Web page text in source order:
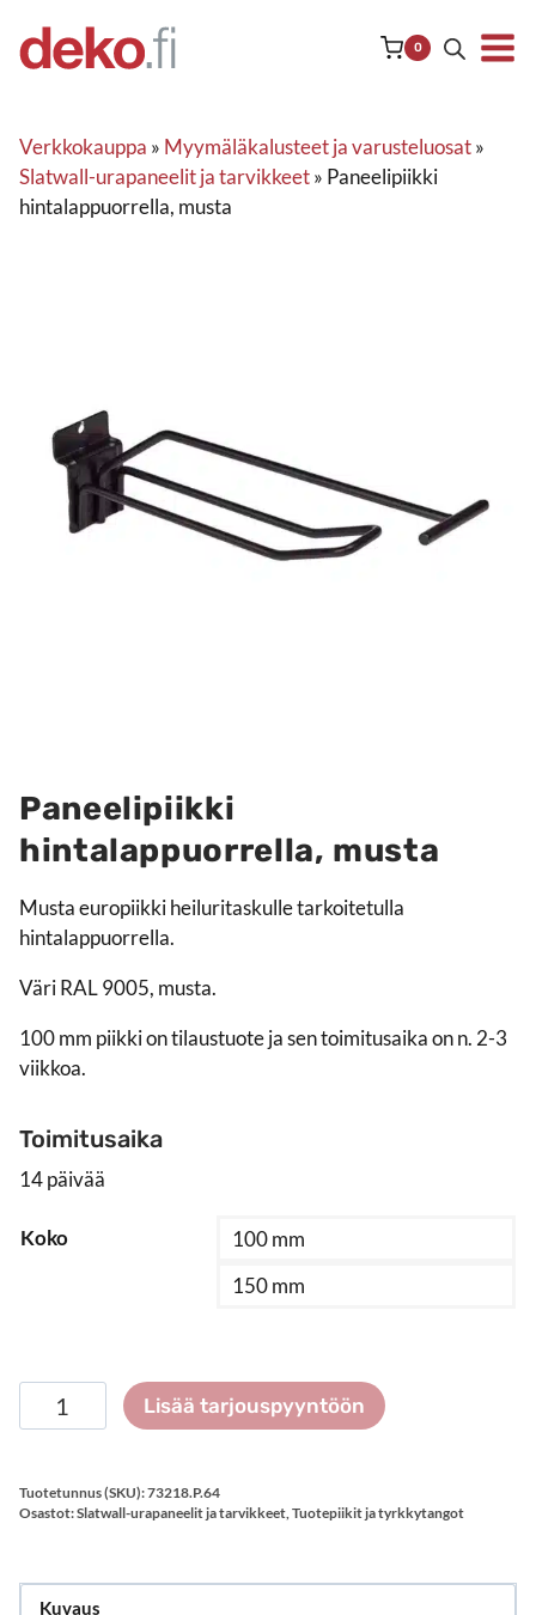
sisältöön
0
Verkkokauppa » Myymäläkalusteet ja varusteluosat»
Slatwall-urapaneelit ja tarvikkeet» Paneelipiikki
hintalappuorrella, musta
Paneelipiikki
hintalappuorrella, musta
Musta europiikki heiluritaskulle tarkoitetulla
hintalappuorrella.
Väri RAL 9005, musta.
100 mm piikki on tilaustuote ja sen toimitusaika on n. 2-3
viikkoa.
Toimitusaika
14 päivää
Koko
100 mm
150 mm
Paneelipiikki
hintalappuorrella,
määrä
Lisää tarjouspyyntöön
Tuotetunnus (SKU):73218.P.64
Osastot:Slatwall-urapaneelit ja tarvikkeet,Tuotepiikit ja tyrkkytangot
Kuvaus